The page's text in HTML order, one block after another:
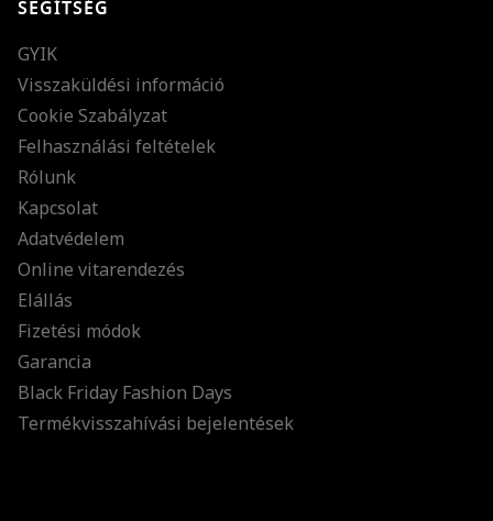
SEGÍTSÉG
GYIK
Visszaküldési információ
Cookie Szabályzat
Felhasználási feltételek
Rólunk
Kapcsolat
Adatvédelem
Online vitarendezés
Elállás
Fizetési módok
Garancia
Black Friday Fashion Days
Termékvisszahívási bejelentések